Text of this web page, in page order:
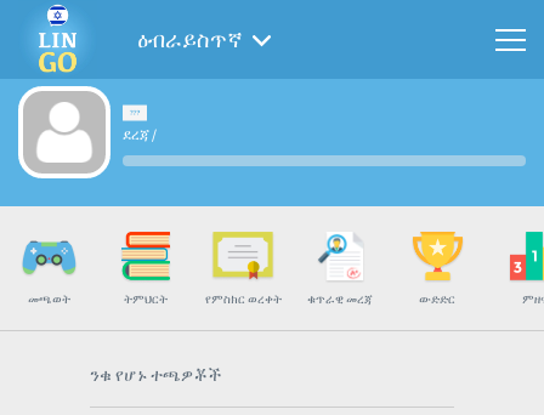
ዕብራይስጥኛ
ደረጃ/
መጫወት ትምህርት የምስክር ወረቀት ቁጥራዊ መረጃ ውድድር
ንቁ የሆኑ ተጫዎቾች